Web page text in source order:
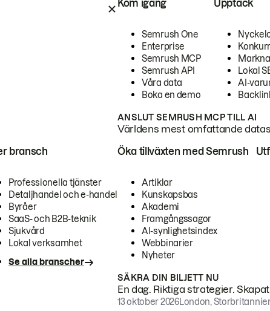
Kom igång
Semrush One
Enterprise
Semrush MCP
Semrush API
Våra data
Boka en demo
Upptäck
Lokal
AI-
ANSLUT SEMRUSH MCP TILL AI
Världens mest omfattande
bransch
Professionella tjänster
Detaljhandel och e-handel
Byråer
SaaS- och B2B-teknik
Sjukvård
Lokal verksamhet
Se alla branscher
Öka tillväxten med Semrush
Artiklar
Kunskapsbas
Akademi
Framgångssagor
AI-synlighetsindex
Webbinarier
Nyheter
SÄKRA DIN BILJETT NU
En dag. Riktiga strategier.
13 oktober 2026London,